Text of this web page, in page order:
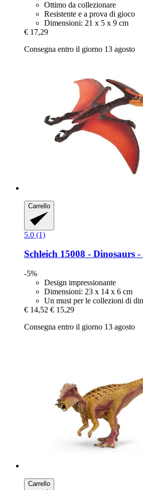
Ottimo da collezionare
Resistente e a prova di gioco
Dimensioni: 21 x 5 x 9 cm
€ 17,29
Consegna entro il giorno 13 agosto
Carrello
5.0 (1)
Schleich 15008 -​ Dinosaurs
-5%
Design impressionante
Dimensioni: 23 x 14 x 6 cm
Un must per le collezioni di
€ 14,52 € 15,29
Consegna entro il giorno 13 agosto
Carrello